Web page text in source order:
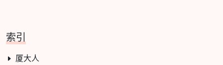
索引
厦大人